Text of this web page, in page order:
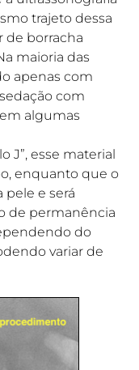
trajeto dessa
de borracha
maioria das
apenas com
com
algumas
J”, esse material
enquanto que o
pele e será
de permanência
do
variar de